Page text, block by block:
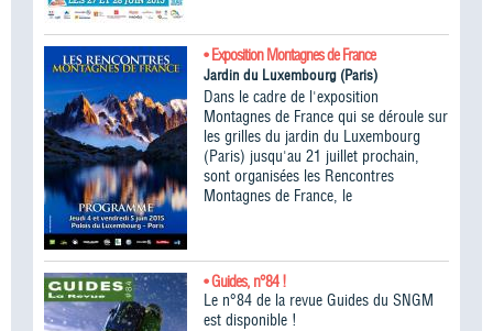
• Exposition Montagnes de France
Jardin du Luxembourg (Paris)
Dans le cadre de l'exposition
Montagnes de France qui se déroule sur
les grilles du jardin du Luxembourg
(Paris) jusqu'au 21 juillet prochain,
sont organisées les Rencontres
Montagnes de France, le
• Guides, n°84 !
Le n°84 de la revue Guides du SNGM
est disponible !